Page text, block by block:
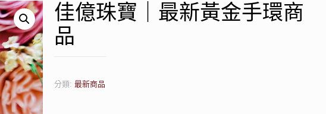
佳億珠寶｜最新黃金手環商
品
分類: 最新商品